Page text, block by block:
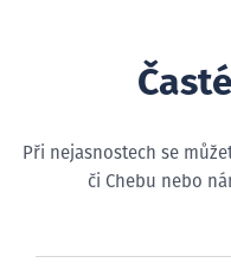
Při nejasnostech se
či Chebu nebo